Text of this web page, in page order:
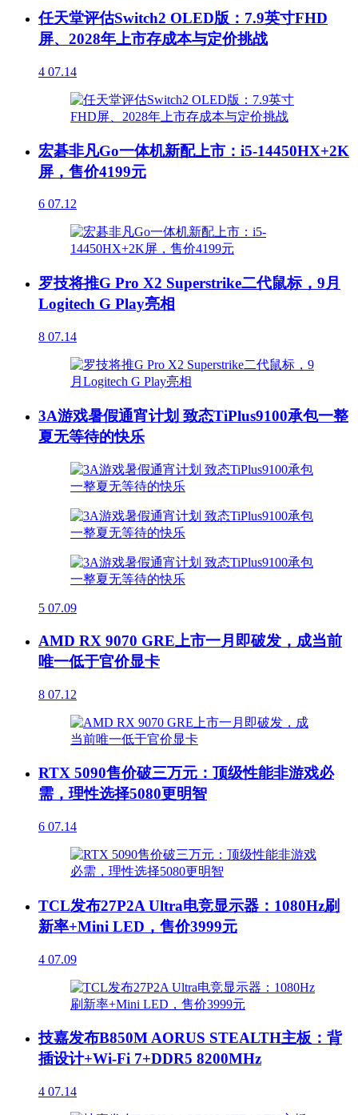
任天堂评估Switch2 OLED版：7.9英寸FHD
屏、2028年上市存成本与定价挑战
4 07.14
宏碁非凡Go一体机新配上市：i5-14450HX+2K
屏，售价4199元
6 07.12
罗技将推G Pro X2 Superstrike二代鼠标，9月
Logitech G Play亮相
8 07.14
3A游戏暑假通宵计划 致态TiPlus9100承包一整
夏无等待的快乐
5 07.09
AMD RX 9070 GRE上市一月即破发，成当前
唯一低于官价显卡
8 07.12
RTX 5090售价破三万元：顶级性能非游戏必
需，理性选择5080更明智
6 07.14
TCL发布27P2A Ultra电竞显示器：1080Hz刷
新率+Mini LED，售价3999元
4 07.09
技嘉发布B850M AORUS STEALTH主板：背
插设计+Wi-Fi 7+DDR5 8200MHz
4 07.14